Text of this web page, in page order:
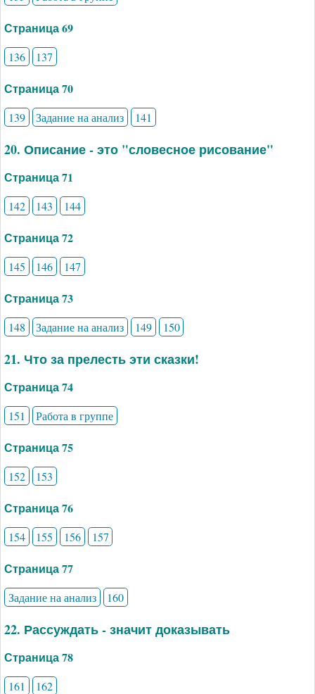
Страница 69
136 137
Страница 70
139 Задание на анализ 141
20. Описание - это "словесное рисование"
Страница 71
142 143 144
Страница 72
145 146 147
Страница 73
148 Задание на анализ 149 150
21. Что за прелесть эти сказки!
Страница 74
151 Работа в группе
Страница 75
152 153
Страница 76
154 155 156 157
Страница 77
Задание на анализ 160
22. Рассуждать - значит доказывать
Страница 78
161 162